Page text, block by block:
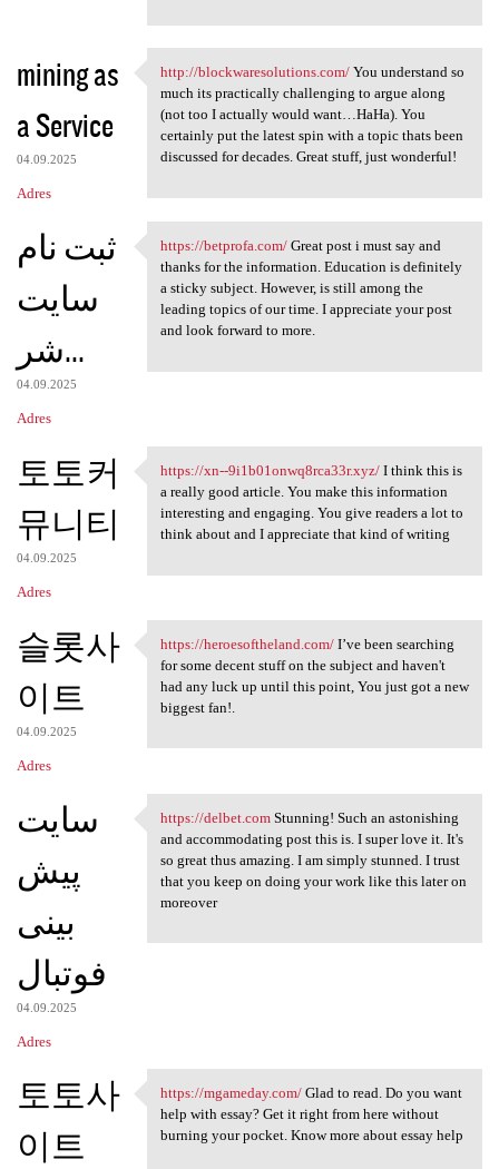
mining as
a Service
04.09.2025
Adres
http://blockwaresolutions.com
http://blockwaresolutions.com/You understand so
much its practically challenging to argue along
(not too I actually would want…HaHa). You
certainly put the latest spin with a topic thats been
discussed for decades. Great stuff, just wonderful!
ثبت نام
سایت
شر...
04.09.2025
Adres
https://betprofa.com/ Great
https://betprofa.com/Great post i must say and
thanks for the information. Education is definitely
a sticky subject. However, is still among the
leading topics of our time. I appreciate your post
and look forward to more.
토토커
뮤니티
04.09.2025
Adres
https://xn--9i1b01onwq8rca33r
https://xn--9i1b01onwq8rca33r.xyz/I think this is
a really good article. You make this information
interesting and engaging. You give readers a lot to
think about and I appreciate that kind of writing
슬롯사
이트
04.09.2025
Adres
https://heroesoftheland.com/
https://heroesoftheland.com/I’ve been searching
for some decent stuff on the subject and haven't
had any luck up until this point, You just got a new
biggest fan!.
سایت
پیش
بینی
فوتبال
04.09.2025
Adres
https://delbet.com Stunning!
https://delbet.comStunning! Such an astonishing
and accommodating post this is. I super love it. It's
so great thus amazing. I am simply stunned. I trust
that you keep on doing your work like this later on
moreover
토토사
이트
https://mgameday.com/ Glad to
https://mgameday.com/Glad to read. Do you want
help with essay? Get it right from here without
burning your pocket. Know more about essay help